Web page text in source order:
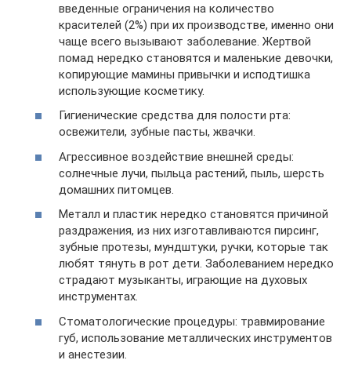
введенные ограничения на количество
красителей (2%) при их производстве, именно они
чаще всего вызывают заболевание. Жертвой
помад нередко становятся и маленькие девочки,
копирующие мамины привычки и исподтишка
использующие косметику.
Гигиенические средства для полости рта:
освежители, зубные пасты, жвачки.
Агрессивное воздействие внешней среды:
солнечные лучи, пыльца растений, пыль, шерсть
домашних питомцев.
Металл и пластик нередко становятся причиной
раздражения, из них изготавливаются пирсинг,
зубные протезы, мундштуки, ручки, которые так
любят тянуть в рот дети. Заболеванием нередко
страдают музыканты, играющие на духовых
инструментах.
Стоматологические процедуры: травмирование
губ, использование металлических инструментов
и анестезии.